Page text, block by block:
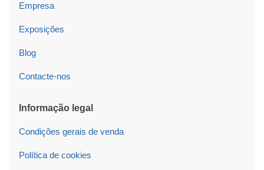
Empresa
Exposições
Blog
Contacte-nos
Informação legal
Condições gerais de venda
Política de cookies